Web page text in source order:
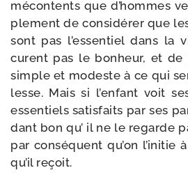
mécon­tents que d’hommes
ple­ment de consi­dé­rer que
sont pas l’essentiel dans la
curent pas le bon­heur, et
simple et modeste à ce qui
lesse. Mais si l’enfant voit
essen­tiels satis­faits par ses
dant bon qu’ il ne le regarde
par consé­quent qu’on l’initie
qu’il reçoit.